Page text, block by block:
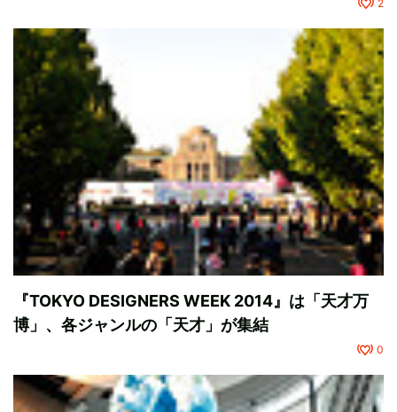
2
『TOKYO DESIGNERS WEEK 2014』は「天才万
博」、各ジャンルの「天才」が集結
0